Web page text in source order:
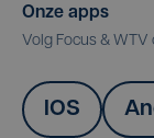
Onze apps
Volg Focus & WTV
IOS